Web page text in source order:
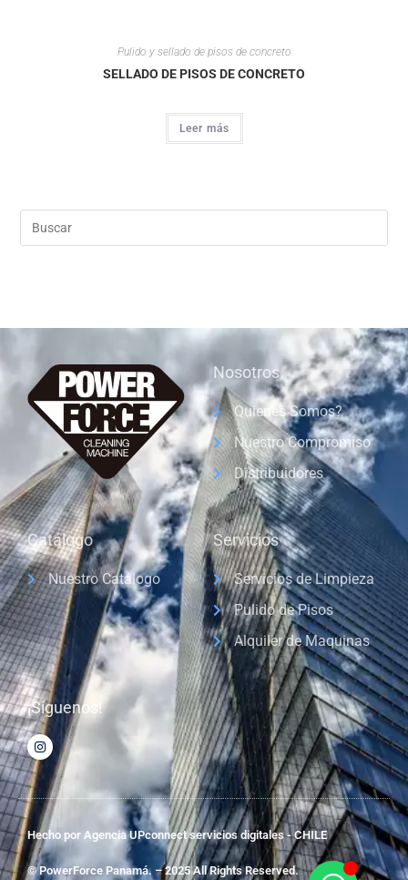
Pulido y sellado de pisos de concreto
SELLADO DE PISOS DE CONCRETO
Leer más
Nosotros
Quienes Somos?
Nuestro Compromiso
Distribuidores
Catálogo
Nuestro Catálogo
Servicios
Servicios de Limpieza
Pulido de Pisos
Alquiler de Maquinas
¡Síguenos!
Hecho por Agencia UPconnect servicios digitales - CHILE
© PowerForce Panamá. – 2025 All Rights Reserved.